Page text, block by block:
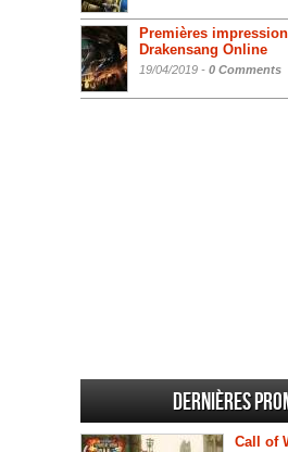
Premières
Drakensang Online
19/04/2019 - 0 Comments
Dernières
Call of